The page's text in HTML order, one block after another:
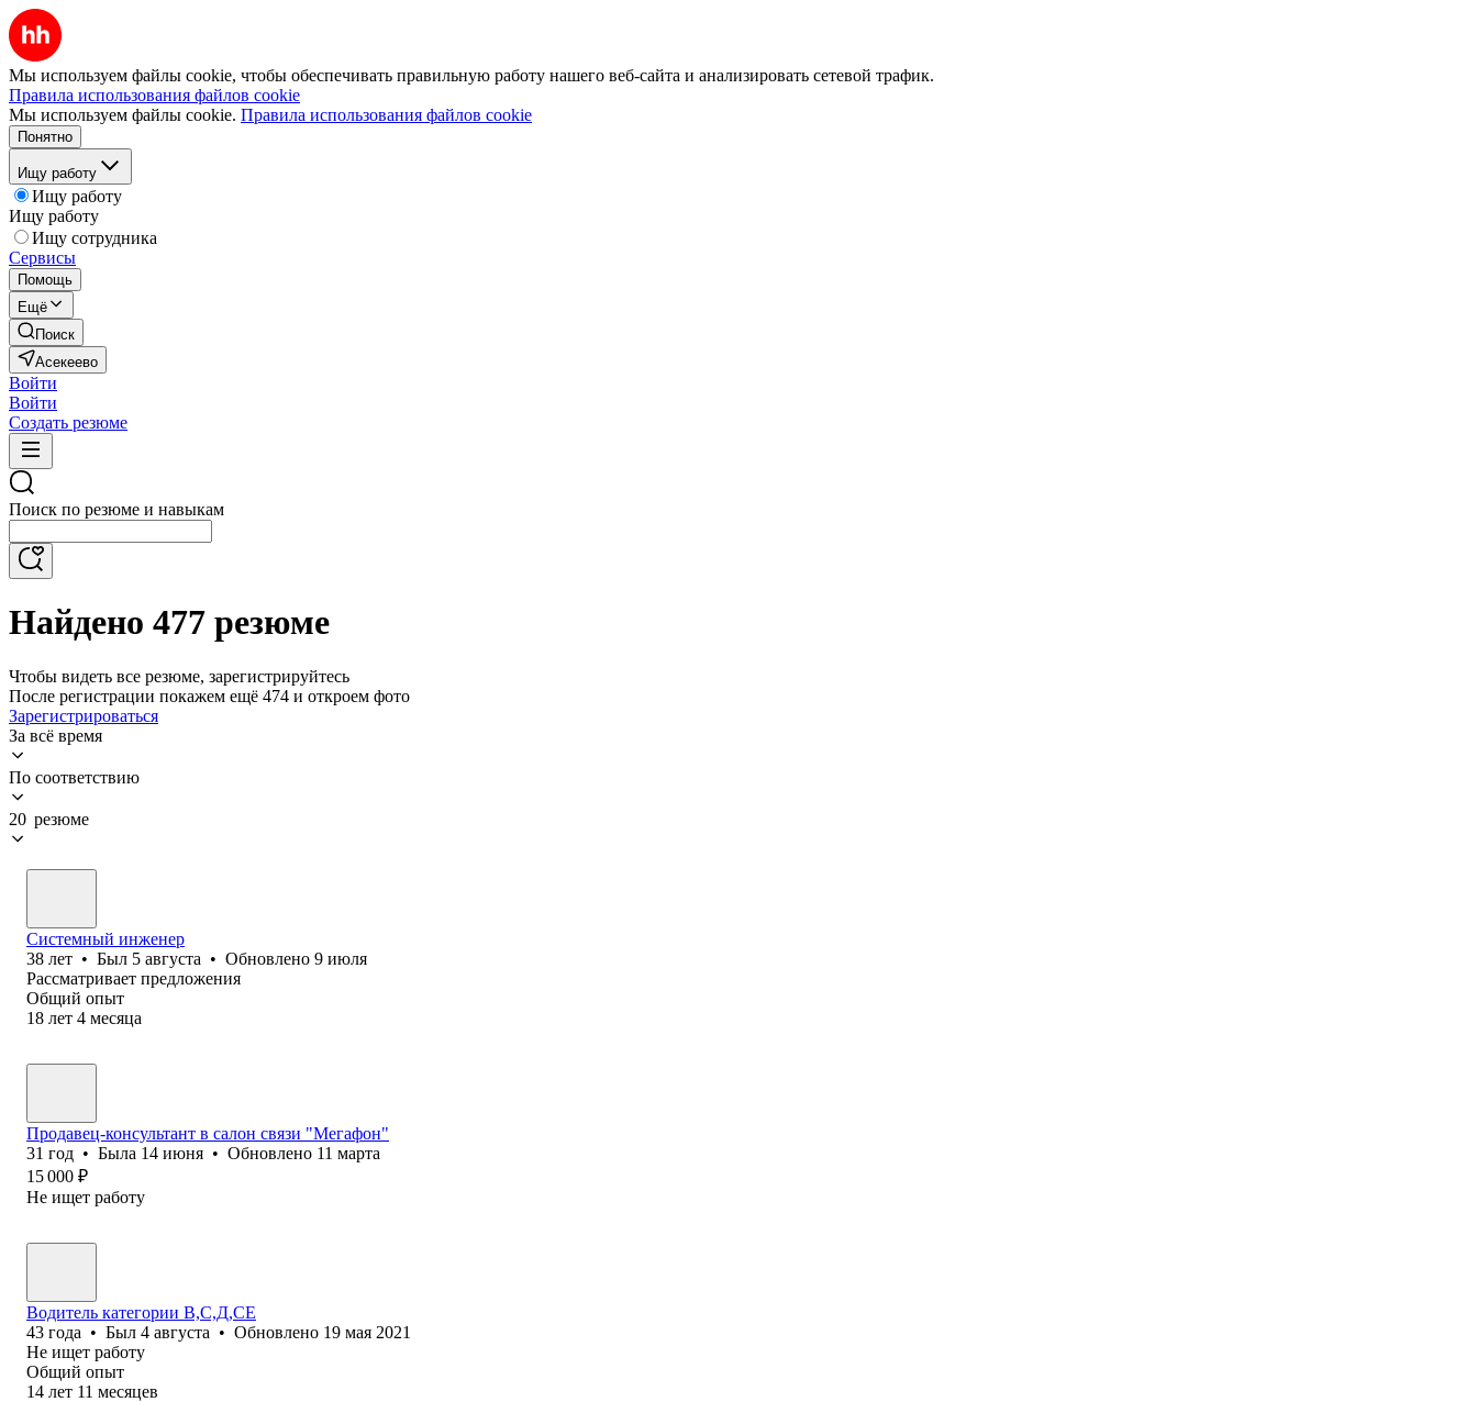
Мы используем файлы cookie, чтобы обеспечивать правильную работу нашего веб-сайта и анализировать сетевой трафик.
Правила использования файлов cookie
Мы используем файлы cookie. Правила использования файлов cookie
Понятно
Ищу работу
Ищу работу
Ищу работу
Ищу сотрудника
Сервисы
Помощь
Ещё
Поиск
Асекеево
Войти
Войти
Создать резюме
Поиск по резюме и навыкам
Найдено 477 резюме
Чтобы видеть все резюме, зарегистрируйтесь
После регистрации покажем ещё 474 и откроем фото
Зарегистрироваться
За всё время
По соответствию
20 резюме
Системный инженер
38 лет • Был 5 августа • Обновлено 9 июля
Рассматривает предложения
Общий опыт
18 лет 4 месяца
Продавец-консультант в салон связи "Мегафон"
31 год • Была 14 июня • Обновлено 11 марта
15 000 ₽
Не ищет работу
Водитель категории В,С,Д,СЕ
43 года • Был 4 августа • Обновлено 19 мая 2021
Не ищет работу
Общий опыт
14 лет 11 месяцев